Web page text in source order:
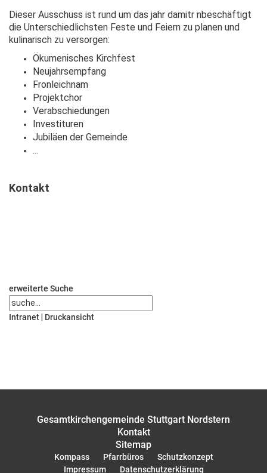
Dieser Ausschuss ist rund um das jahr damitr nbeschäftigt
die Unterschiedlichsten Feste und Feiern zu planen und
kulinarisch zu versorgen:
Ökumenisches Kirchfest
Neujahrsempfang
Fronleichnam
Projektchor
Verabschiedungen
Investituren
Jubiläen der Gemeinde
...
Kontakt
erweiterte Suche
Intranet Druckansicht
Gesamtkirchengemeinde Stuttgart Nordstern
Kontakt
Sitemap
Kompass Pfarrbüros
Schutzkonzept
Impressum
Datenschutzerklärung